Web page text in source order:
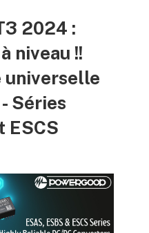
2024 :
niveau !!
universelle
Séries
ESCS